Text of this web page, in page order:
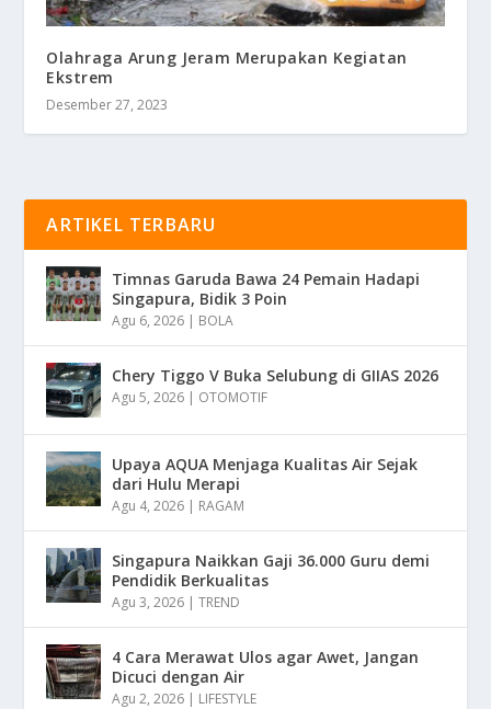
Olahraga Arung Jeram Merupakan Kegiatan
Ekstrem
Desember 27, 2023
ARTIKEL TERBARU
Timnas Garuda Bawa 24 Pemain Hadapi
Singapura, Bidik 3 Poin
Agu 6, 2026 | BOLA
Chery Tiggo V Buka Selubung di GIIAS 2026
Agu 5, 2026 | OTOMOTIF
Upaya AQUA Menjaga Kualitas Air Sejak
dari Hulu Merapi
Agu 4, 2026 | RAGAM
Singapura Naikkan Gaji 36.000 Guru demi
Pendidik Berkualitas
Agu 3, 2026 |TREND
4 Cara Merawat Ulos agar Awet, Jangan
Dicuci dengan Air
Agu 2, 2026 | LIFESTYLE